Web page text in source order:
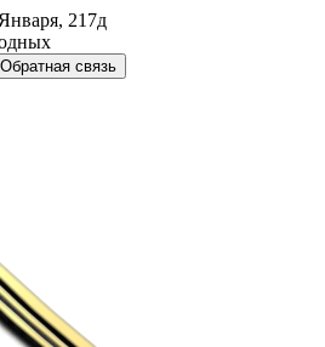
217д
Обратная связь